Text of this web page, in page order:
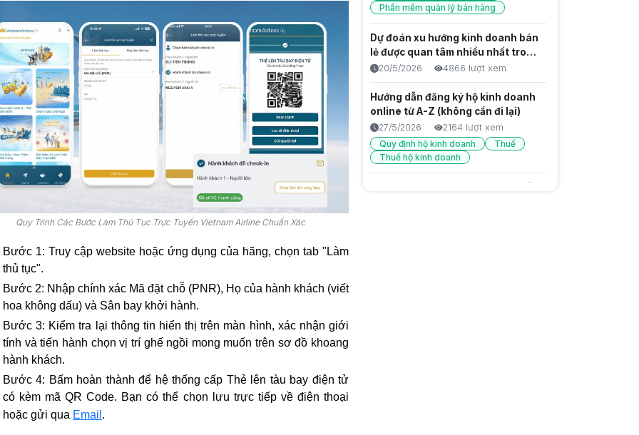
Quy Trình Các Bước Làm Thủ Tục Trực Tuyến Vietnam Airline Chuẩn Xác
Bước 1: Truy cập website hoặc ứng dụng của hãng, chọn tab "Làm
thủ tục".
Bước 2: Nhập chính xác Mã đặt chỗ (PNR), Họ của hành khách (viết
hoa không dấu) và Sân bay khởi hành.
Bước 3: Kiểm tra lại thông tin hiển thị trên màn hình, xác nhận giới
tính và tiến hành chọn vị trí ghế ngồi mong muốn trên sơ đồ khoang
hành khách.
Bước 4: Bấm hoàn thành để hệ thống cấp Thẻ lên tàu bay điện tử
có kèm mã QR Code. Bạn có thể chọn lưu trực tiếp về điện thoại
hoặc gửi qua Email .
Bản Chất Blackbox AI Là Gì?
Trình Chuyên Sâu
6/8/2026
15 lượt xem
Kiến thức công nghệ
Quang Khắc Là Gì? Giải Thích Chi
Tiết Công Nghệ
6/8/2026 13 lượt xem
Quảng cáo sai sự thật là gì? Cách
nhận biết và bảo vệ người tiêu
Phần mềm quản lý bán hàng
Dự đoán xu hướng kinh doanh bán
lẻ được quan tâm nhiều nhất trong
năm 2027
20/5/2026 4866 lượt xem
Hướng dẫn đăng ký hộ kinh doanh
online từ A-Z (không cần đi lại)
27/5/2026
2164 lượt xem
Quy định hộ kinh doanh
Thuế
Thuế hộ kinh doanh